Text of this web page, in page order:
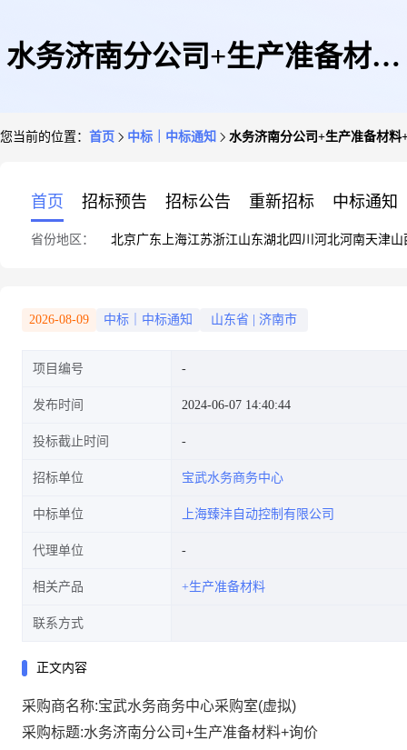
水务济南分公司+生产准备材料
您当前的位置： 首页 中标｜中标通知 水务济南分公司+生产准备材料
首页 招标预告 招标公告 重新招标 中标通知
省份地区： 北京广东 上海江苏浙江山东湖北四川 河北河南天津山
2026-08-09 中标｜中标通知 山东省 济南市
项目编号
发布时间 2024-06-07 14:40:44
投标截止时间
招标单位 宝武水务商务中心
中标单位 上海臻沣自动控制有限公司
代理单位
相关产品 +生产准备材料
联系方式
正文内容
采购商名称:宝武水务商务中心采购室(虚拟)
采购标题:水务济南分公司+生产准备材料+询价